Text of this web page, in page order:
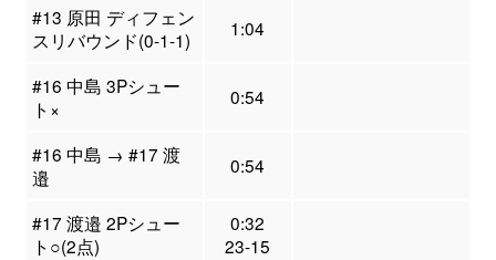
#13 原田 ディフェン
スリバウンド(0-1-1)
1:04
#16 中島 3Pシュー
ト×
0:54
#16 中島 → #17 渡
邉
0:54
#17 渡邉 2Pシュー
ト○(2点)
0:32
23-15